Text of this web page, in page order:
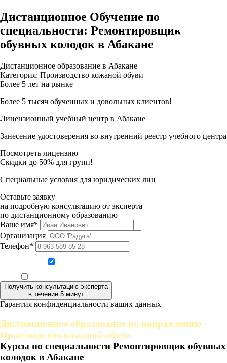
Дистанционное Обучение по
специальности: Ремонтировщик
обувных колодок в Абакане
Дистанционное образование в Абакане
Категория: Производство кожаной обуви
Более 5 лет на рынке
Более 5 тысяч обученных и довольных клиентов!
Лицензионный учебный центр в Абакане
Занесение удостоверения во внутренний реестр учебного центра
Посмотреть лицензию
Скидки до 50% для групп!
Специальные условия для юридических лиц
Оставьте заявку
на подробную консультацию от эксперта
по дистанционному образованию
Ваше имя*
Организация
Телефон*
Получить консультацию эксперта
в течение 5 минут
Гарантия конфиденциальности ваших данных
Дистанционное образование по направлению -
Производство кожаной обуви
Курсы по специальности Ремонтировщик обувных
колодок в Абакане